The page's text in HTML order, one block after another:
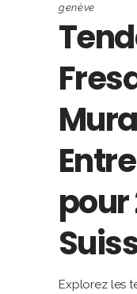
genève
pour
Explorez les